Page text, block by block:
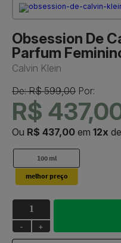
Obsession De
Parfum
Calvin Klein
De: R$ 599,00 Por:
R$
Ou R$ 437,00 em 12x de
100 ml
- +